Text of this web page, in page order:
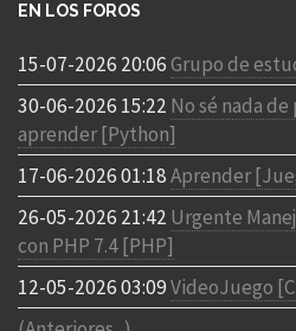
EN LOS FOROS
15-07-2026 20:06Grupo de
30-06-2026 15:22 No sé nada
aprender [Python]
17-06-2026 01:18Aprender
26-05-2026 21:42 Urgente
con PHP 7.4 [PHP]
12-05-2026 03:09VideoJuego